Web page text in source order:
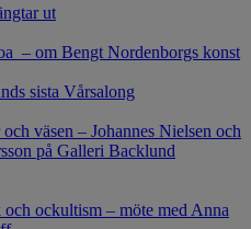
ut
– om Bengt Nordenborgs konst
sista Vårsalong
väsen – Johannes Nielsen och
på Galleri Backlund
ockultism – möte med Anna